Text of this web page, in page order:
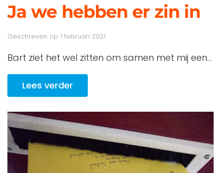
Ja we hebben er zin in
Geschreven op 1 februari 2021.
Bart ziet het wel zitten om samen met mij een...
Lees verder